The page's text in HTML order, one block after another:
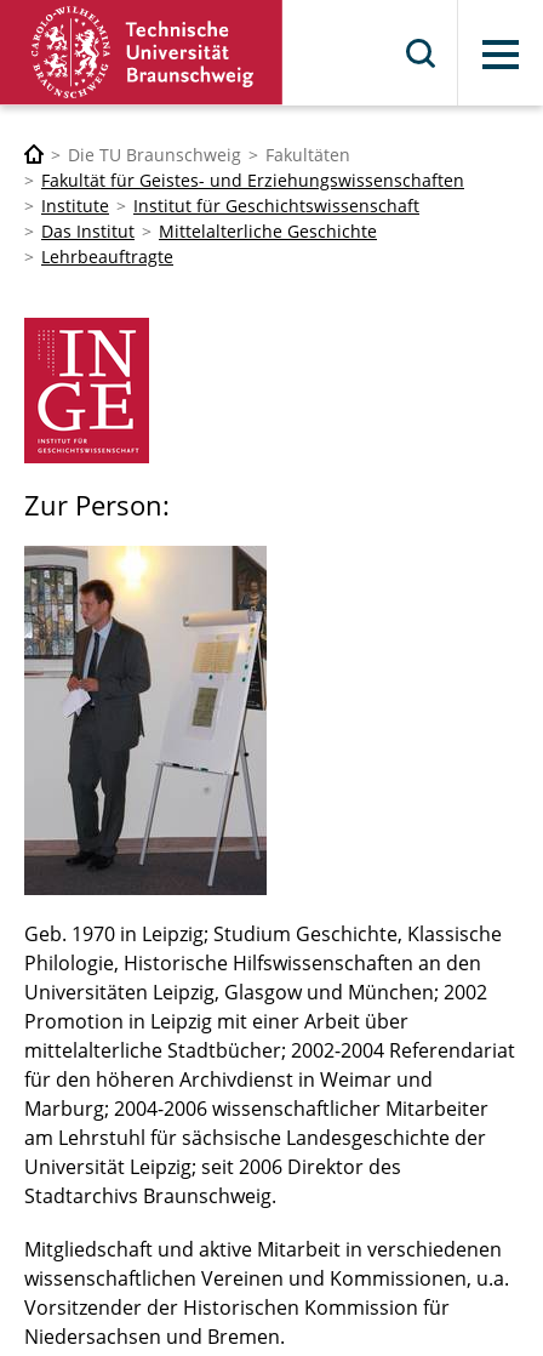
Menü
Die TU Braunschweig
Fakultäten
Fakultät für Geistes- und Erziehungswissenschaften
Institute
Institut für Geschichtswissenschaft
Das Institut
Mittelalterliche Geschichte
Lehrbeauftragte
Zur Person:
Geb. 1970 in Leipzig; Studium Geschichte, Klassische
Philologie, Historische Hilfswissenschaften an den
Universitäten Leipzig, Glasgow und München; 2002
Promotion in Leipzig mit einer Arbeit über
mittelalterliche Stadtbücher; 2002-2004 Referendariat
für den höheren Archivdienst in Weimar und
Marburg; 2004-2006 wissenschaftlicher Mitarbeiter
am Lehrstuhl für sächsische Landesgeschichte der
Universität Leipzig; seit 2006 Direktor des
Stadtarchivs Braunschweig.
Mitgliedschaft und aktive Mitarbeit in verschiedenen
wissenschaftlichen Vereinen und Kommissionen, u.a.
Vorsitzender der Historischen Kommission für
Niedersachsen und Bremen.